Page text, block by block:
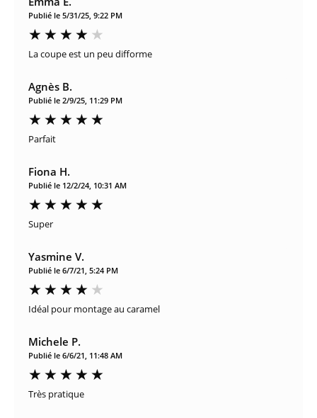
Publié le 5/31/25, 9:22 PM
La coupe est un peu difforme
Agnès B.
Publié le 2/9/25, 11:29 PM
Parfait
Fiona H.
Publié le 12/2/24, 10:31 AM
Super
Yasmine V.
Publié le 6/7/21, 5:24 PM
Idéal pour montage au caramel
Michele P.
Publié le 6/6/21, 11:48 AM
Très pratique